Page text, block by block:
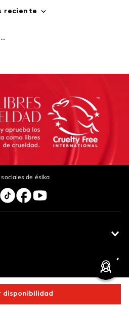
disponibilidad
reciente
sociales de ésika